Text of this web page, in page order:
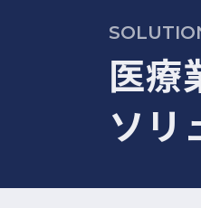
医療
ソリ